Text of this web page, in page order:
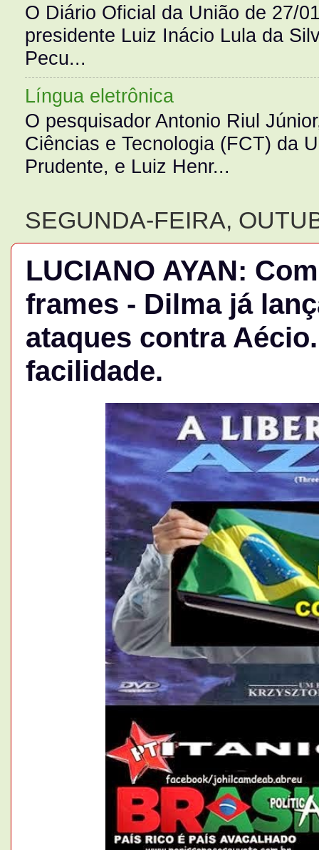
O Diário Oficial da União de 27/
presidente Luiz Inácio Lula da
Pecu...
Língua eletrônica
O pesquisador Antonio Riul
Ciências e Tecnologia (FCT) da
Prudente, e Luiz Henr...
SEGUNDA-FEIRA,
LUCIANO AYAN:
frames - Dilma já
ataques contra
facilidade.